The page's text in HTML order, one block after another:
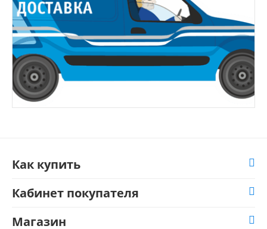
Как купить
Кабинет покупателя
Магазин